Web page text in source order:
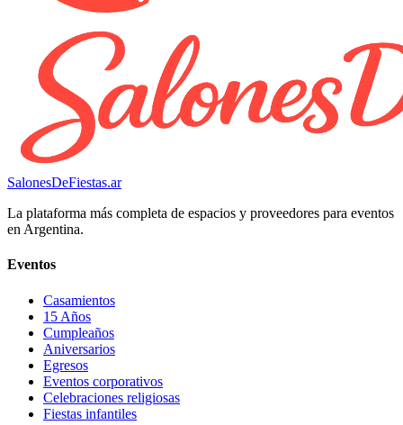
SalonesDeFiestas.ar
La plataforma más completa de espacios y proveedores para eventos
en Argentina.
Eventos
Casamientos
15 Años
Cumpleaños
Aniversarios
Egresos
Eventos corporativos
Celebraciones religiosas
Fiestas infantiles